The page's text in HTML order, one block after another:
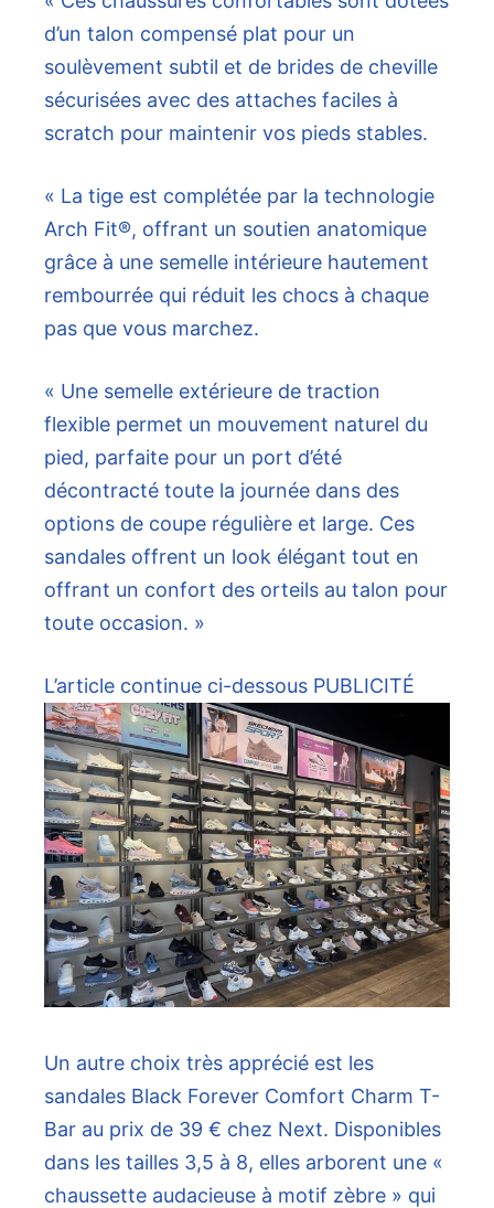
d’un talon compensé plat pour un
soulèvement subtil et de brides de cheville
sécurisées avec des attaches faciles à
scratch pour maintenir vos pieds stables.
« La tige est complétée par la technologie
Arch Fit®, offrant un soutien anatomique
grâce à une semelle intérieure hautement
rembourrée qui réduit les chocs à chaque
pas que vous marchez.
« Une semelle extérieure de traction
flexible permet un mouvement naturel du
pied, parfaite pour un port d’été
décontracté toute la journée dans des
options de coupe régulière et large. Ces
sandales offrent un look élégant tout en
offrant un confort des orteils au talon pour
toute occasion. »
L’article continue ci-dessous PUBLICITÉ
Un autre choix très apprécié est les
sandales Black Forever Comfort Charm T-
Bar au prix de 39 € chez Next. Disponibles
dans les tailles 3,5 à 8, elles arborent une «
chaussette audacieuse à motif zèbre » qui